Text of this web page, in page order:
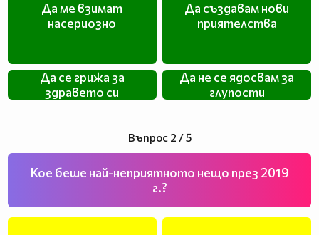
Да ме взимат
насериозно
Да създавам нови
приятелства
Да се грижа за
здравето си
Да не се ядосвам за
глупости
Въпрос 2 / 5
Кое беше най-неприятното нещо през 2019
г.?